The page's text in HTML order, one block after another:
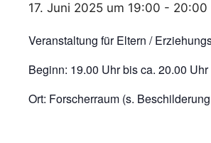
17. Juni 2025 um 19:00 - 20:00
Veranstaltung für Eltern /
Beginn: 19.00 Uhr bis ca. 20.00 Uhr
Ort: Forscherraum (s.